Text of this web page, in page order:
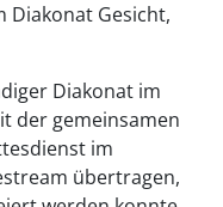
Diakonat Gesicht,
Diakonat im
der gemeinsamen
im
übertragen,